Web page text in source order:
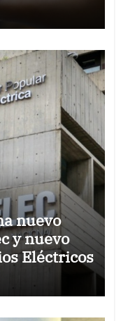
nuevo
y nuevo
Eléctricos